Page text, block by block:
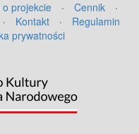
projekcie · Cennik
·
· Kontakt ·
Regulamin
prywatności